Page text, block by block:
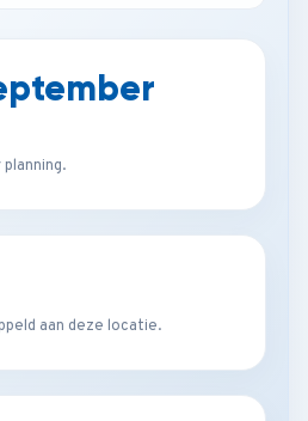
aan deze locatie.